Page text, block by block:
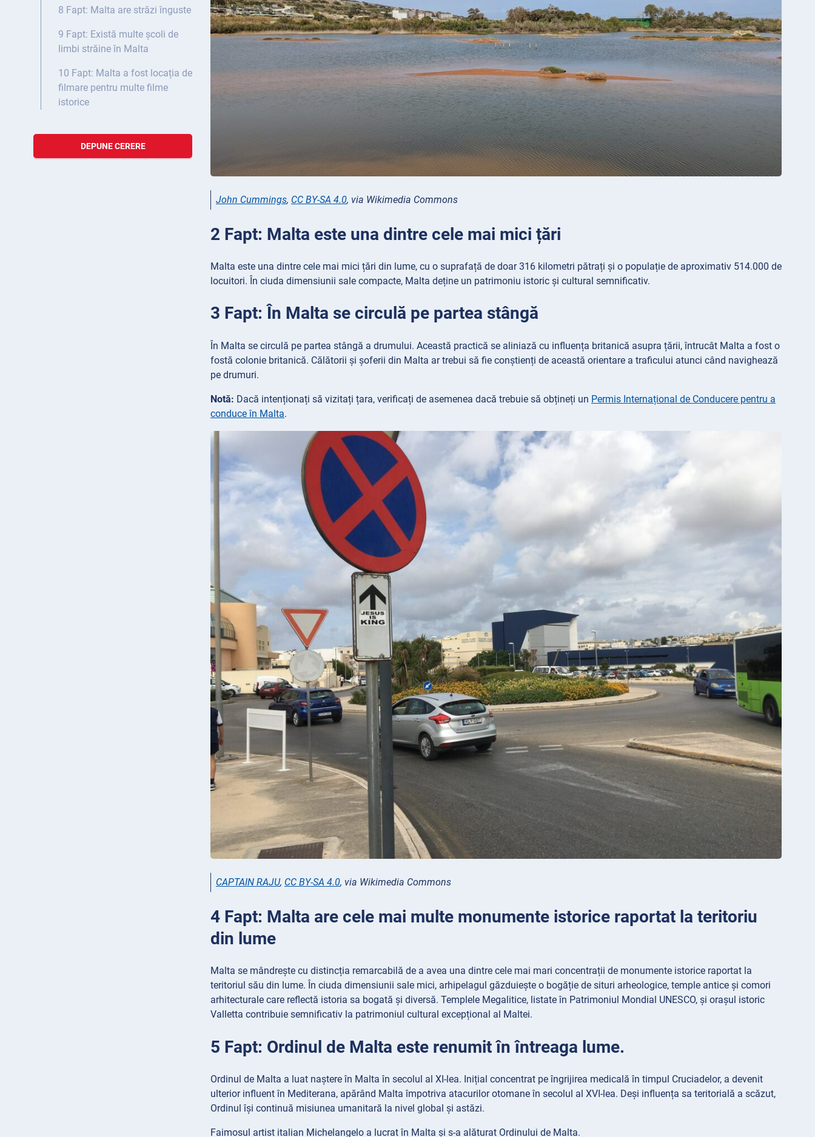
8 Fapt: Malta are străzi înguste
9 Fapt: Există multe școli de
limbi străine în Malta
10 Fapt: Malta a fost locația de
filmare pentru multe filme
istorice
DEPUNE CERERE
John Cummings, CC BY-SA 4.0, via Wikimedia Commons
2 Fapt: Malta este una dintre cele mai mici țări
Malta este una dintre cele mai mici țări din lume, cu o suprafață de doar 316 kilometri pătrați și o populație de aproximativ 514.000 de
locuitori. În ciuda dimensiunii sale compacte, Malta deține un patrimoniu istoric și cultural semnificativ.
3 Fapt: În Malta se circulă pe partea stângă
În Malta se circulă pe partea stângă a drumului. Această practică se aliniază cu influența britanică asupra țării, întrucât Malta a fost o
fostă colonie britanică. Călătorii și șoferii din Malta ar trebui să fie conștienți de această orientare a traficului atunci când navighează
pe drumuri.
Notă: Dacă intenționați să vizitați țara, verificați de asemenea dacă trebuie să obțineți un Permis Internațional de Conducere pentru a
conduce în Malta.
CAPTAIN RAJU, CC BY-SA 4.0, via Wikimedia Commons
4 Fapt: Malta are cele mai multe monumente istorice raportat la teritoriu
din lume
Malta se mândrește cu distincția remarcabilă de a avea una dintre cele mai mari concentrații de monumente istorice raportat la
teritoriul său din lume. În ciuda dimensiunii sale mici, arhipelagul găzduiește o bogăție de situri arheologice, temple antice și comori
arhitecturale care reflectă istoria sa bogată și diversă. Templele Megalitice, listate în Patrimoniul Mondial UNESCO, și orașul istoric
Valletta contribuie semnificativ la patrimoniul cultural excepțional al Maltei.
5 Fapt: Ordinul de Malta este renumit în întreaga lume.
Ordinul de Malta a luat naștere în Malta în secolul al XI-lea. Inițial concentrat pe îngrijirea medicală în timpul Cruciadelor, a devenit
ulterior influent în Mediterana, apărând Malta împotriva atacurilor otomane în secolul al XVI-lea. Deși influența sa teritorială a scăzut,
Ordinul își continuă misiunea umanitară la nivel global și astăzi.
Faimosul artist italian Michelangelo a lucrat în Malta și s-a alăturat Ordinului de Malta.